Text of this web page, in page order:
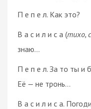
П е п е л. Как это?
В а с и л и с а (тихо,
знаю…
П е п е л. За то ты и
Её — не тронь…
В а с и л и с а.